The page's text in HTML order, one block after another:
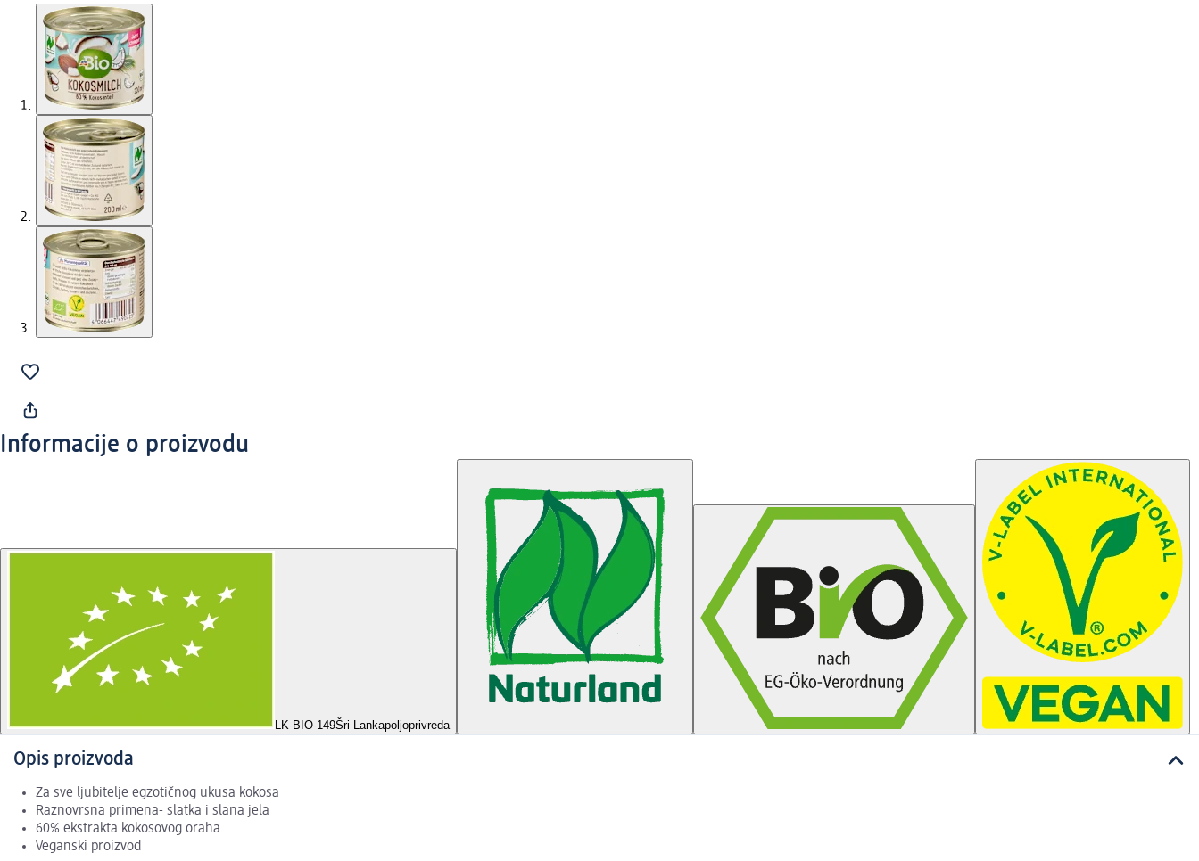
Informacije o proizvodu
LK-BIO-149Šri Lankapoljoprivreda
Opis proizvoda
Za sve ljubitelje egzotičnog ukusa kokosa
Raznovrsna primena- slatka i slana jela
60% ekstrakta kokosovog oraha
Veganski proizvod